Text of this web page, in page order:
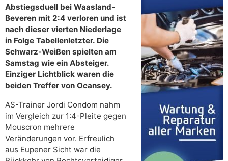
Abstiegsduell bei Waasland-
Beveren mit 2:4 verloren und ist
nach dieser vierten Niederlage
in Folge Tabellenletzter. Die
Schwarz-Weißen spielten am
Samstag wie ein Absteiger.
Einziger Lichtblick waren die
beiden Treffer von Ocansey.
AS-Trainer Jordi Condom nahm
im Vergleich zur 1:4-Pleite gegen
Mouscron mehrere
Veränderungen vor. Erfreulich
aus Eupener Sicht war die